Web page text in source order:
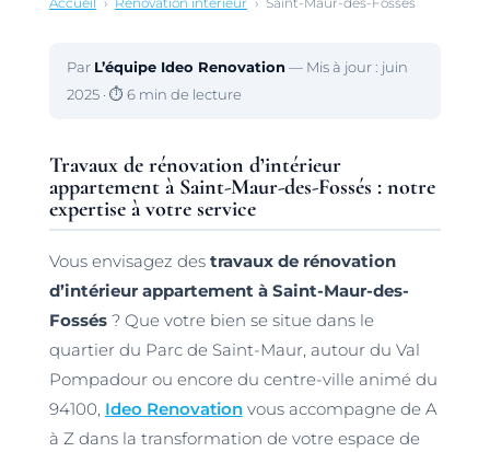
Par L’équipe Ideo Renovation — Mis à jour : juin
2025· ⏱ 6 min de lecture
Travaux de rénovation d’intérieur
appartement à Saint-Maur-des-Fossés : notre
expertise à votre service
Vous envisagez des travaux de rénovation
d’intérieur appartement à Saint-Maur-des-
Fossés? Que votre bien se situe dans le
quartier du Parc de Saint-Maur, autour du Val
Pompadour ou encore du centre-ville animé du
94100, Ideo Renovationvous accompagne de A
à Z dans la transformation de votre espace de